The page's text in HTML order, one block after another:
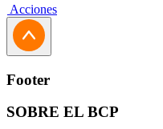
Acciones
Footer
SOBRE EL BCP